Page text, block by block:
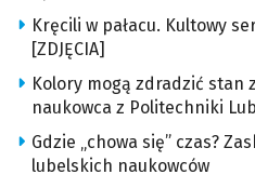
Kręcili w pałacu. Kultowy
[ZDJĘCIA]
Kolory mogą zdradzić stan
naukowca z Politechniki
Gdzie „chowa się” czas?
lubelskich naukowców